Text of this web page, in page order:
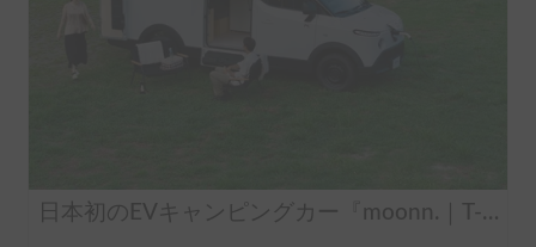
日本初のEVキャンピングカー『moonn.｜T-01』